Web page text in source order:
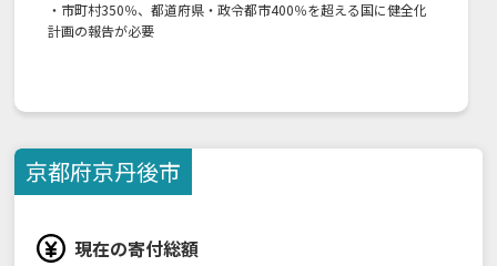
・市町村350％、都道府県・政令都市400％を超える国に健全化
計画の報告が必要
京都府京丹後市
現在の寄付総額